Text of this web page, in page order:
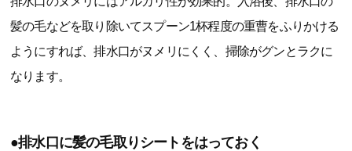
髪の毛などを取り除いてスプーン1杯程度の重曹をふりかける
ようにすれば、排水口がヌメリにくく、掃除がグンとラクに
なります。
●排水口に髪の毛取りシートをはっておく